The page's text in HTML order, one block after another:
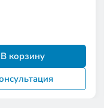
В корзину